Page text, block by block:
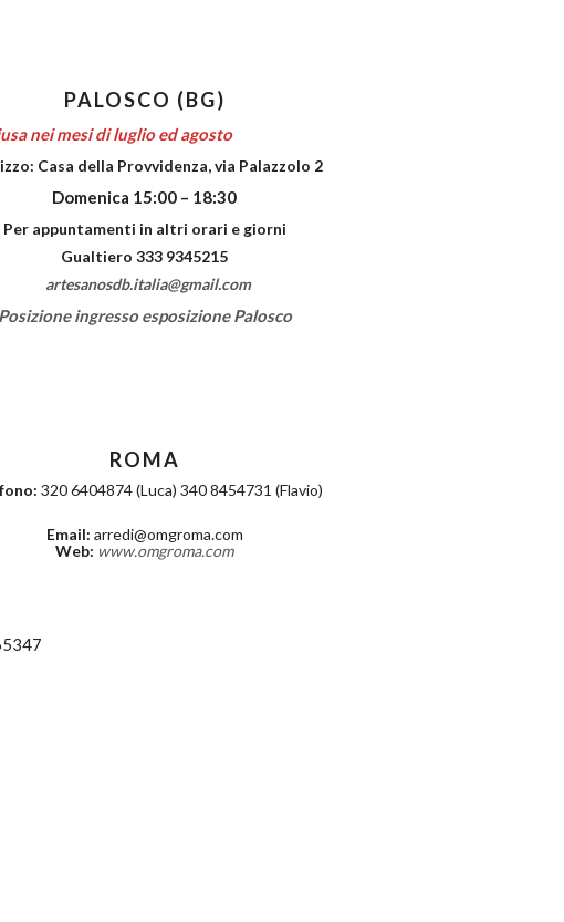
PALOSCO (BG)
nei mesi di luglio ed agosto
Casa della Provvidenza,via Palazzolo 2
Domenica 15:00 – 18:30
Per appuntamenti in altri orari e giorni
Gualtiero 333 9345215
artesanosdb.italia@gmail.com
Posizione ingresso esposizione Palosco
ROMA
320 6404874 (Luca) 340 8454731 (Flavio)
Email: arredi@omgroma.com
Web: www.omgroma.com